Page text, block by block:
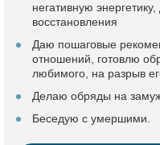
негативную
восстановления
Даю пошаговые
отношений, готовлю
любимого, на разрыв
Делаю обряды на
Беседую с умершими.